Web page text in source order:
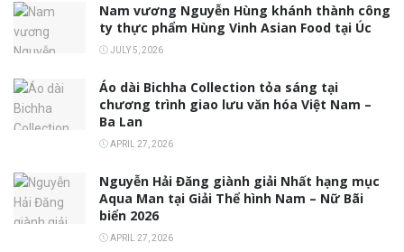
Nam vương Nguyễn Hùng khánh thành công
ty thực phẩm Hùng Vinh Asian Food tại Úc
JULY 5, 2026
Áo dài Bichha Collection tỏa sáng tại
chương trình giao lưu văn hóa Việt Nam –
Ba Lan
APRIL 27, 2026
Nguyễn Hải Đăng giành giải Nhất hạng mục
Aqua Man tại Giải Thể hình Nam – Nữ Bãi
biển 2026
APRIL 27, 2026